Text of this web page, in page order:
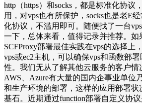
http（https）和socks，都是标准化协议
用，对vps也有所保护，socks也是老E
化协议，不滥用即可。随便找了一台vps
一下，总体来看，值得记录并推荐。如
SCFProxy部署最佳实践在vps的选择上
vps或ec2主机，可以确保vps和函数部
性。我们无从了解其他云服务的客户情
AWS、Azure有大量的国内企事业单位
和生产环境的部署，这样的应用部署状
基石。近期通过function部署自定义协议